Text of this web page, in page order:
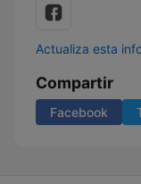
Actualiza esta
Compartir
Facebook